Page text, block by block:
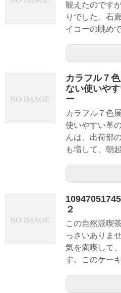
観えたのです
りでした。石
イコーの眺め
カラフル７
ない使いや
ー
カラフル７色
使いやすい革
んは、出荷部
も増して、朝
２
この自然派喫
っさいありま
気を満喫して
す。このケー